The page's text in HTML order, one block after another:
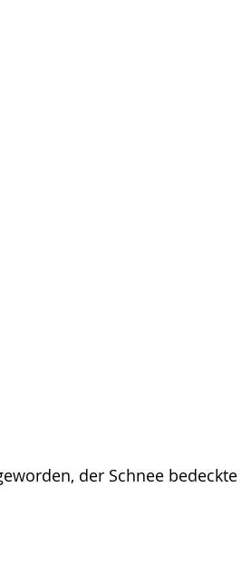
der Schnee bedeckte